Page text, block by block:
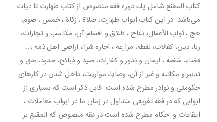
كتاب المقنع شامل يك دوره فقه منصوص از كتاب طهارت تا ديات
مى‌باشد. در اين كتاب ابواب طهارت، صلاة ، زکاة ، خمس ، صوم،
حج ، ثواب الأعمال، نکاح ، طلاق و اقسام آن، مكاسب و تجارات،
ربا، دين، كفالات، لقطه، مزارعه ، اجاره شراء اراضى اهل ذمه ،…
قضاء، شفعه ، ايمان و نذور و كفارات، صيد و ذبائح، حدود، عتق و
تدبير و مكاتبه و غير از آن، وصايا، مواريث، داخل شدن در كارهاى
حكومتى و نوادر مطرح شده است. قابل ذكر است كه بسيارى از
ابوابى كه در فقه تفريعى متداول در زمان ما در ابواب معاملات ،
ایقاعات و احکام مطرح شده است در فقه منصوص كه المقنع بر